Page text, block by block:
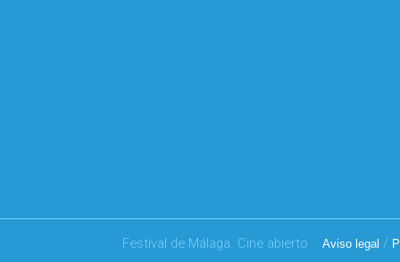
Festival de Málaga. Cine abierto Aviso legal /